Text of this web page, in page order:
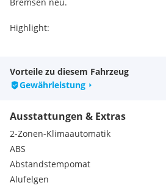
Highlight:
LED Rückleuchte
Rückfahrtkamera
Apple CarPlay
Sitzheizung
Parksenoren
Regensensor
Schwarze Himmeldach
Uvm
Vorteile zu diesem Fahrzeug
Gewährleistung
Ausstattungen & Extras
2-Zonen-Klimaautomatik
ABS
Abstandstempomat
Alufelgen